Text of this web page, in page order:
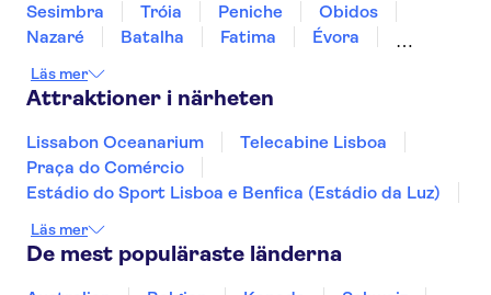
Sesimbra
Tróia Peniche
Obidos
Nazaré
Batalha Fatima
Évora
Läs mer
Attraktioner i närheten
Lissabon Oceanarium
Telecabine Lisboa
Praça do Comércio
Estádio do Sport Lisboa e Benfica (Estádio da Luz)
Dourodalen
Douro
Arco da Rua Augusta
Calouste Gulbenkian Museum
Lissabons zoo
Läs mer
De mest populäraste länderna